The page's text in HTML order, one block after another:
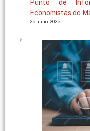
Punto de
Economistas de
25 junio, 2025